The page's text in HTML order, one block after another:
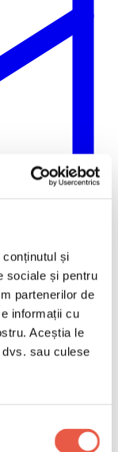
și
sociale și pentru
partenerilor de
informații cu
Aceștia le
sau culese
la altitudine,